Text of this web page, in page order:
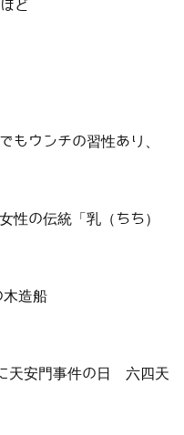
ど
ウンチの習性あり、
の伝統「乳（ちち）
木造船
天安門事件の日 六四天